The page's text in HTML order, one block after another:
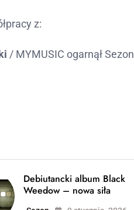
z:
/ MYMUSIC ogarnął Sezon
Debiutancki album Black
Weedow – nowa siła